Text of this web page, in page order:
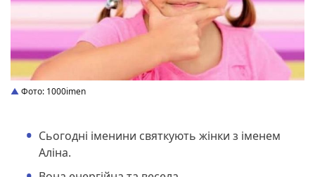
Фото: 1000imen
Сьогодні іменини святкують жінки з іменем
Аліна.